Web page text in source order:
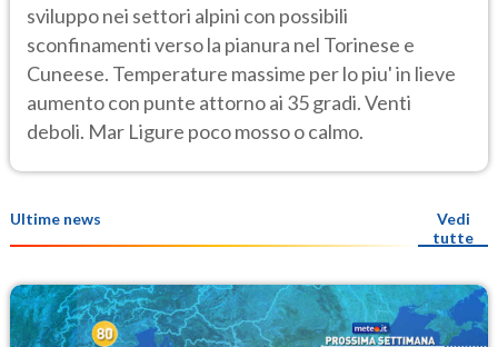
sviluppo nei settori alpini con possibili
sconfinamenti verso la pianura nel Torinese e
Cuneese. Temperature massime per lo piu' in lieve
aumento con punte attorno ai 35 gradi. Venti
deboli. Mar Ligure poco mosso o calmo.
Ultime news
Vedi
tutte